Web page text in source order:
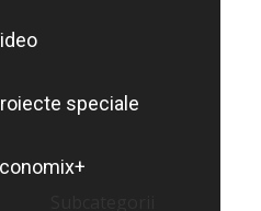
speciale